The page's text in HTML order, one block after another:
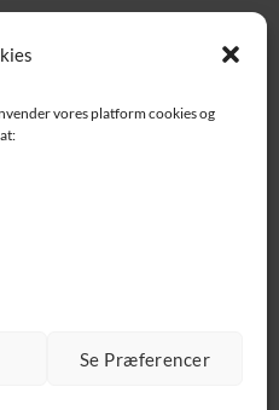
vores platform cookies og
Se Præferencer